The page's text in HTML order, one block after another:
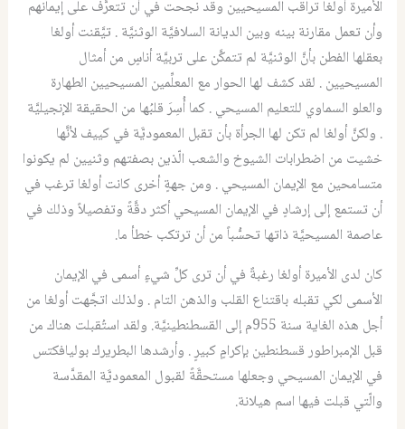
الأميرة أولغا تراقب المسيحيين وقد نجحت في أن تتعرَّف على إيمانهم
وأن تعمل مقارنة بينه وبين الديانة السلافيَّة الوثنيَّة . تيَّقنت أولغا
بعقلها الفطن بأنَّ الوثنيَّة لم تتمكَّن على تربيَّة أناسٍ من أمثال
المسيحيين . لقد كشف لها الحوار مع المعلِّمين المسيحيين الطهارة
والعلو السماوي للتعليم المسيحي . كما أُسِرَ قلبُها من الحقيقة الإنجيليَّة
. ولكنَّ أولغا لم تكن لها الجرأة بأن تقبل المعموديَّة في كييف لأنَّها
خشيت من اضطرابات الشيوخ والشعب الّذين بصفتهم وثنيين لم يكونوا
متسامحين مع الإيمان المسيحي . ومن جهةٍ أخرى كانت أولغا ترغب في
أن تستمع إلى إرشادٍ في الإيمان المسيحي أكثر دقَّةً وتفصيلاً وذلك في
عاصمة المسيحيَّة ذاتها تحسُّباً من أن ترتكب خطأ ما.
كان لدى الأميرة أولغا رغبةٌ في أن ترى كلِّ شيءٍ أسمى في الإيمان
الأسمى لكي تقبله باقتناع القلب والذهن التام . ولذلك اتجَّهت أولغا من
أجل هذه الغاية سنة 955م إلى القسطنطينيَّة. ولقد استُقبلت هناك من
قبل الإمبراطور قسطنطين بإكرامٍ كبيرٍ . وأرشدها البطريرك بوليافكتس
في الإيمان المسيحي وجعلها مستحقَّةً لقبول المعموديَّة المقدَّسة
والّتي قبلت فيها اسم هيلانة.